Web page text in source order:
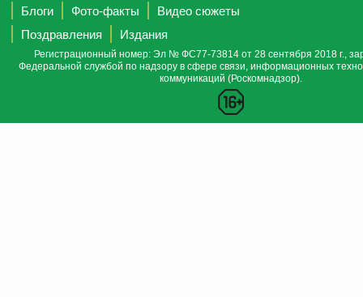
Блоги
Фото-факты
Видео сюжеты
Поздравления
Издания
Регистрационный номер: Эл № ФС77-73814 от 28 сентября 2018 г.,
Федеральной службой по надзору в сфере связи, информационных
коммуникаций (Роскомнадзор).